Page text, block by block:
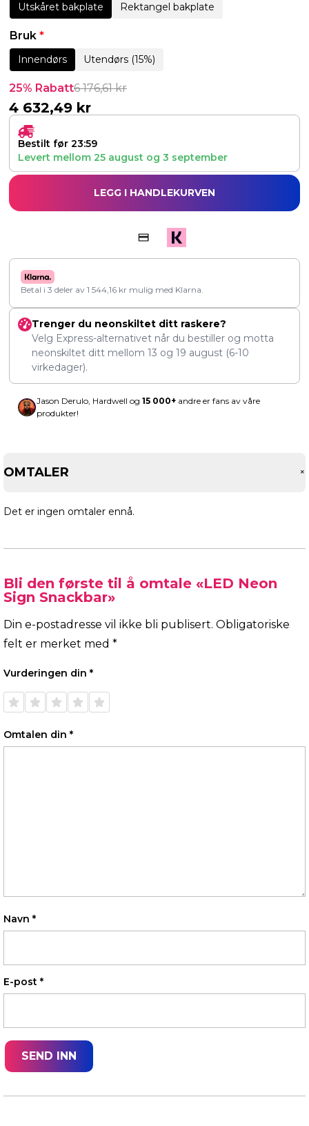
Utskåret bakplate Rektangel bakplate
Bruk *
Innendørs Utendørs (15%)
25% Rabatt6 176,61kr
4 632,49 kr
Bestilt før 23:59
Levert mellom 25 august og 3 september
LEGG I HANDLEKURVEN
Betal i 3 deler av 1 544,16 kr mulig med Klarna.
Trenger du neonskiltet ditt raskere?
Velg Express-alternativet når du bestiller og motta
neonskiltet ditt mellom 13 og 19 august (6-10
virkedager).
Jason Derulo, Hardwell og 15 000+ andre er fans av våre
produkter!
OMTALER +
Det er ingen omtaler ennå.
Bli den første til å omtale «LED Neon
Sign Snackbar»
Din e-postadresse vil ikke bli publisert. Obligatoriske
felt er merket med *
Vurderingen din *
1 av 5
stjerner
2 av 5
stjerner
3 av 5
stjerner
4 av 5
stjerner
5 av 5
stjerner
Omtalen din *
Navn *
E-post *